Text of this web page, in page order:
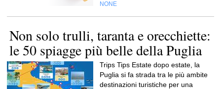
NONE
Non solo trulli, taranta e orecchiette:
le 50 spiagge più belle della Puglia
Trips Tips Estate dopo estate, la
Puglia si fa strada tra le più ambite
destinazioni turistiche per una